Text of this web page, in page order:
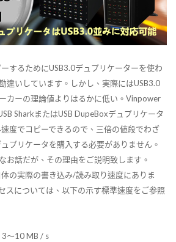
するためにUSB3.0デュプリケーターを使わ
違いしています。しかし、実際にはUSB3.0
カーの理論値よりはるかに低い。Vinpower
SharkまたはUSB DupeBoxデュプリケータ
度でコピーできるので、三倍の値段でわざ
プリケータを購入する必要がありません。
お話だが、その理由をご説明致します。
の実際の書き込み/読み取り速度にありま
スについては、以下の示す標準速度をご参照
3〜10 MB / s